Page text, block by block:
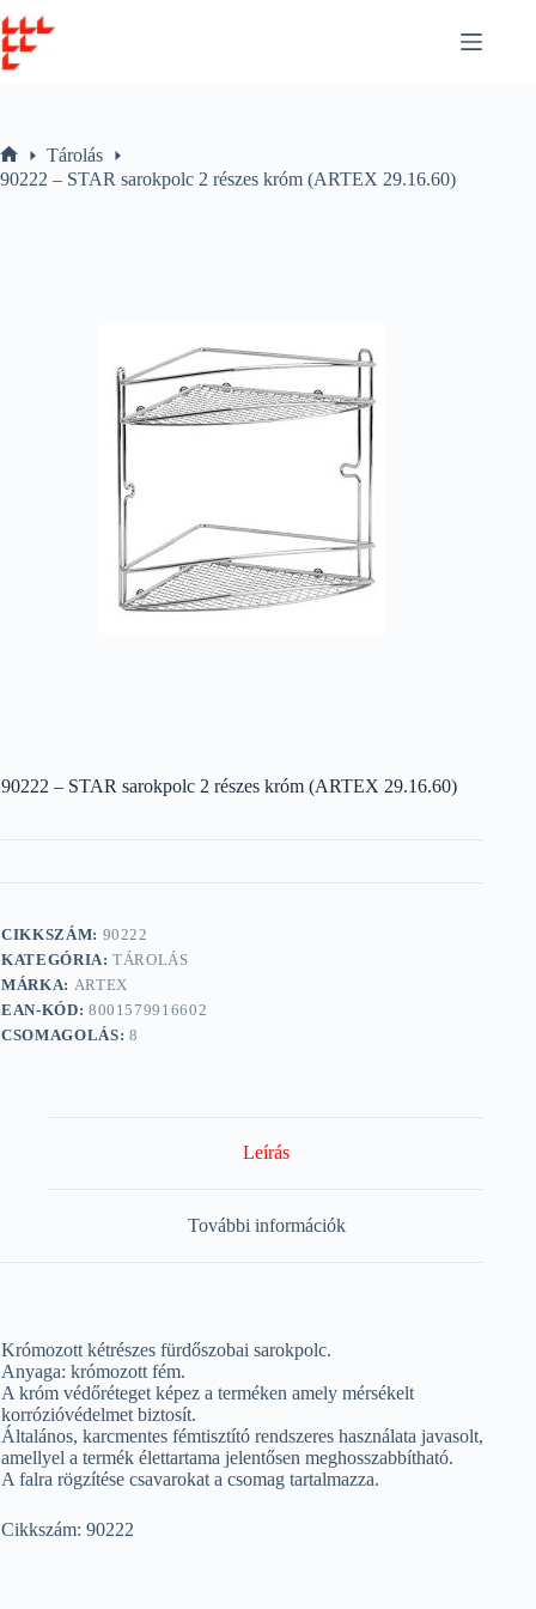
to
content
Home
Tárolás
90222 – STAR sarokpolc 2 részes króm (ARTEX 29.16.60)
90222 – STAR sarokpolc 2 részes króm (ARTEX 29.16.60)
CIKKSZÁM: 90222
KATEGÓRIA:TÁROLÁS
MÁRKA: ARTEX
EAN-KÓD: 8001579916602
CSOMAGOLÁS: 8
Leírás
További információk
Krómozott kétrészes fürdőszobai sarokpolc.
Anyaga: krómozott fém.
A króm védőréteget képez a terméken amely mérsékelt
korrózióvédelmet biztosít.
Általános, karcmentes fémtisztító rendszeres használata javasolt,
amellyel a termék élettartama jelentősen meghosszabbítható.
A falra rögzítése csavarokat a csomag tartalmazza.
Cikkszám: 90222